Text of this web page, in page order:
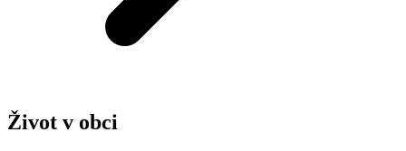
Život v obci